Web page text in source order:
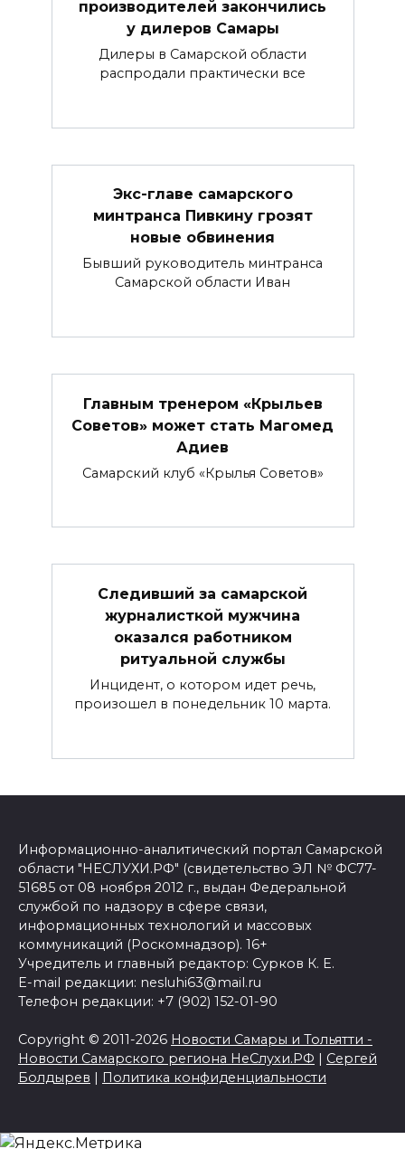
производителей закончились
у дилеров Самары
Дилеры в Самарской области
распродали практически все
Экс-главе самарского
минтранса Пивкину грозят
новые обвинения
Бывший руководитель минтранса
Самарской области Иван
Главным тренером «Крыльев
Советов» может стать Магомед
Адиев
Самарский клуб «Крылья Советов»
Следивший за самарской
журналисткой мужчина
оказался работником
ритуальной службы
Инцидент, о котором идет речь,
произошел в понедельник 10 марта.
Информационно-аналитический портал Самарской
области "НЕСЛУХИ.РФ" (свидетельство ЭЛ № ФС77-
51685 от 08 ноября 2012 г., выдан Федеральной
службой по надзору в сфере связи,
информационных технологий и массовых
коммуникаций (Роскомнадзор). 16+
Учредитель и главный редактор: Сурков К. Е.
E-mail редакции: nesluhi63@mail.ru
Телефон редакции: +7 (902) 152-01-90
Copyright © 2011-2026 Новости Самары и Тольятти -
Новости Самарского региона НеСлухи.РФ | Сергей
Болдырев | Политика конфиденциальности